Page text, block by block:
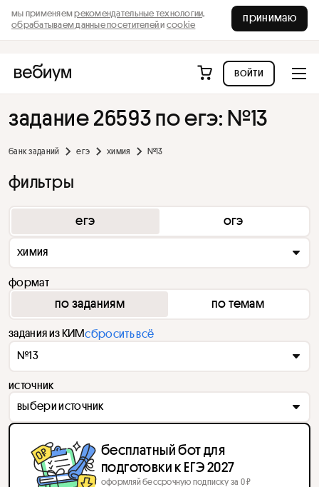
мы применяемрекомендательные технологии,
обрабатываем данные посетителейи cookie
принимаю
войти
задание 26593 по егэ: №13
банк заданий егэ химия №13
фильтры
егэ огэ
химия
формат
по заданиям по темам
задания из КИМсбросить всё
№13
источник
выбери источник
бесплатный бот для
подготовки к ЕГЭ 2027
оформляй бессрочную подписку за 0 ₽